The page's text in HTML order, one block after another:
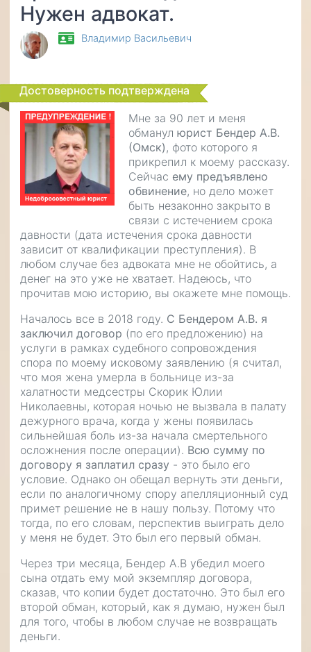
Нужен адвокат.
Владимир Васильевич
Достоверность подтверждена
Мне за 90 лет и меня
обманул юрист Бендер А.В.
(Омск), фото которого я
прикрепил к моему рассказу.
Сейчас ему предъявлено
обвинение, но дело может
быть незаконно закрыто в
связи с истечением срока
давности (дата истечения срока давности
зависит от квалификации преступления). В
любом случае без адвоката мне не обойтись, а
денег на это уже не хватает. Надеюсь, что
прочитав мою историю, вы окажете мне помощь.
Началось все в 2018 году. С Бендером А.В. я
заключил договор (по его предложению) на
услуги в рамках судебного сопровождения
спора по моему исковому заявлению (я считал,
что моя жена умерла в больнице из-за
халатности медсестры Скорик Юлии
Николаевны, которая ночью не вызвала в палату
дежурного врача, когда у жены появилась
сильнейшая боль из-за начала смертельного
осложнения после операции). Всю сумму по
договору я заплатил сразу - это было его
условие. Однако он обещал вернуть эти деньги,
если по аналогичному спору апелляционный суд
примет решение не в нашу пользу. Потому что
тогда, по его словам, перспектив выиграть дело
у меня не будет. Это был его первый обман.
Через три месяца, Бендер А.В убедил моего
сына отдать ему мой экземпляр договора,
сказав, что копии будет достаточно. Это был его
второй обман, который, как я думаю, нужен был
для того, чтобы в любом случае не возвращать
деньги.